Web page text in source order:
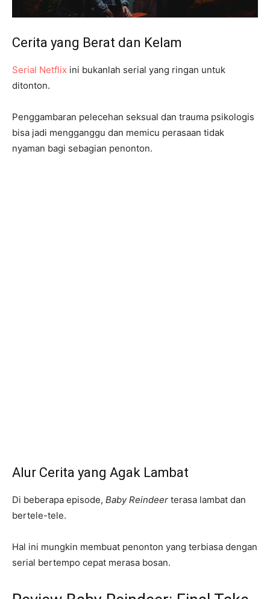
Cerita yang Berat dan Kelam
Serial Netflix ini bukanlah serial yang ringan untuk
ditonton.
Penggambaran pelecehan seksual dan trauma psikologis
bisa jadi mengganggu dan memicu perasaan tidak
nyaman bagi sebagian penonton.
Alur Cerita yang Agak Lambat
Di beberapa episode, Baby Reindeer terasa lambat dan
bertele-tele.
Hal ini mungkin membuat penonton yang terbiasa dengan
serial bertempo cepat merasa bosan.